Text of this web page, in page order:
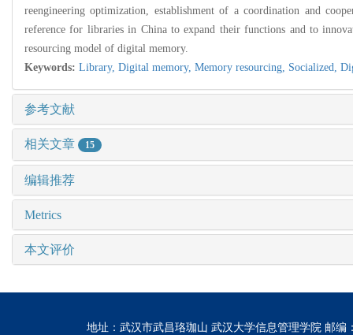
reengineering optimization, establishment of a coordination and
reference for libraries in China to expand their functions and to
resourcing model of digital memory.
Keywords: Library, Digital memory, Memory resourcing, Socialized,
参考文献
相关文章 15
编辑推荐
Metrics
本文评价
地址：武汉市武昌珞珈山 武汉大学信息管理学院 邮编